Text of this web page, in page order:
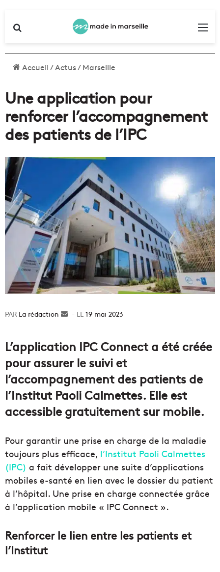
Accueil/Actus/Marseille
Une application pour
renforcer l’accompagnement
des patients de l’IPC
La rédaction
Envoyer19 mai 2023
L’application IPC Connect a été créée
pour assurer le suivi et
l’accompagnement des patients de
l’Institut Paoli Calmettes. Elle est
accessible gratuitement sur mobile.
Pour garantir une prise en charge de la maladie
toujours plus efficace, l’Institut Paoli Calmettes
(IPC) a fait développer une suite d’applications
mobiles e-santé en lien avec le dossier du patient
à l’hôpital. Une prise en charge connectée grâce
à l’application mobile « IPC Connect ».
Renforcer le lien entre les patients et
l’Institut